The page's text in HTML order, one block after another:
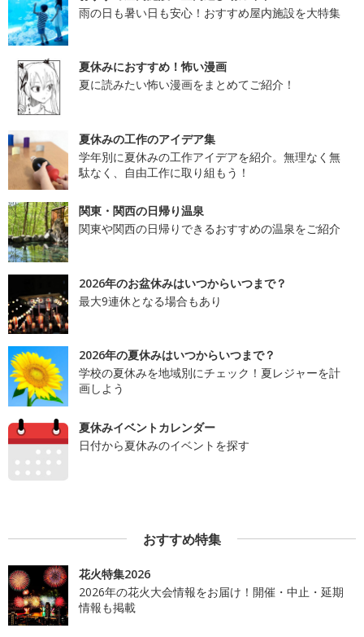
雨の日も暑い日も安心！おすすめ屋内施設を大特集
夏休みにおすすめ！怖い漫画
夏に読みたい怖い漫画をまとめてご紹介！
夏休みの工作のアイデア集
学年別に夏休みの工作アイデアを紹介。無理なく無
駄なく、自由工作に取り組もう！
関東・関西の日帰り温泉
関東や関西の日帰りできるおすすめの温泉をご紹介
2026年のお盆休みはいつからいつまで？
最大9連休となる場合もあり
2026年の夏休みはいつからいつまで？
学校の夏休みを地域別にチェック！夏レジャーを計
画しよう
夏休みイベントカレンダー
日付から夏休みのイベントを探す
おすすめ特集
花火特集2026
2026年の花火大会情報をお届け！開催・中止・延期
情報も掲載